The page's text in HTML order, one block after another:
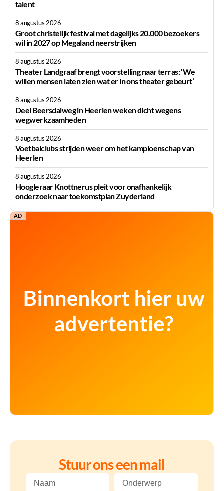
talent
8 augustus 2026
Groot christelijk festival met dagelijks 20.000 bezoekers
wil in 2027 op Megaland neerstrijken
8 augustus 2026
Theater Landgraaf brengt voorstelling naar terras: ‘We
willen mensen laten zien wat er in ons theater gebeurt’
8 augustus 2026
Deel Beersdalweg in Heerlen weken dicht wegens
wegwerkzaamheden
8 augustus 2026
Voetbalclubs strijden weer om het kampioenschap van
Heerlen
8 augustus 2026
Hoogleraar Knottnerus pleit voor onafhankelijk
onderzoek naar toekomstplan Zuyderland
AD
Stuur ons een mail